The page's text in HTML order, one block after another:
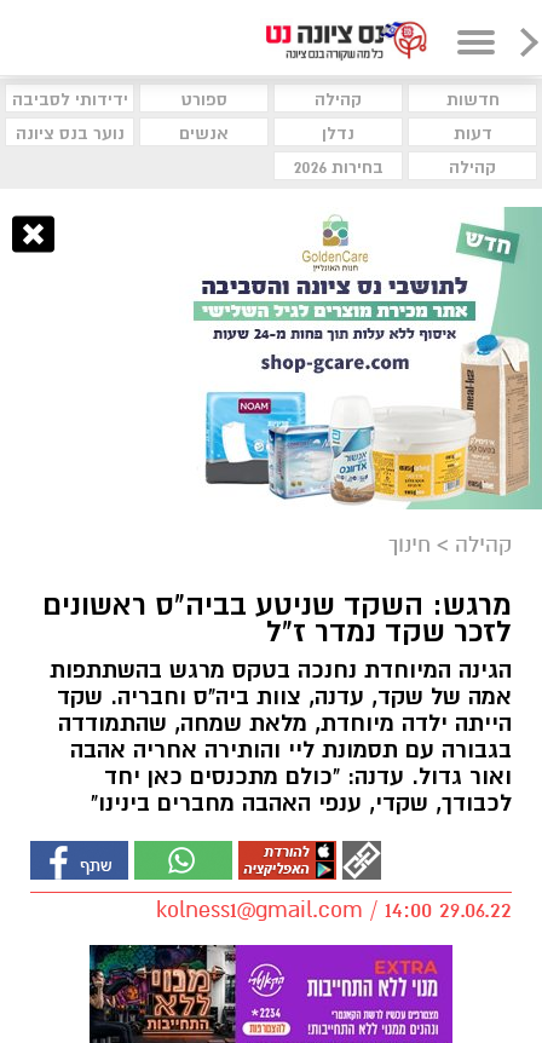
חדשות קהילה ספורט
ידידותי לסביבה
דעות
נדלן אנשים
נוער בנס ציונה
קהילה
בחירות 2026
קהילה > חינוך
מרגש: השקד שניטע בביה"ס ראשונים
לזכר שקד נמדר ז"ל
הגינה המיוחדת נחנכה בטקס מרגש בהשתתפות
אמה של שקד, עדנה, צוות ביה"ס וחבריה. שקד
הייתה ילדה מיוחדת, מלאת שמחה, שהתמודדה
בגבורה עם תסמונת ליי והותירה אחריה אהבה
ואור גדול. עדנה: "כולם מתכנסים כאן יחד
לכבודך, שקדי, ענפי האהבה מחברים בינינו"
kolness1@gmail.com / 14:00 29.06.22